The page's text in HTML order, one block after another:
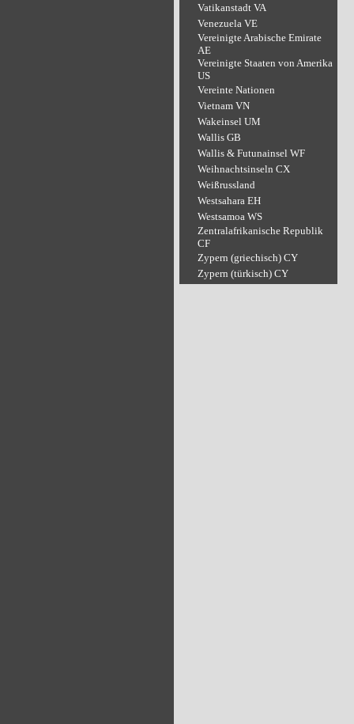
Vatikanstadt VA
Venezuela VE
Vereinigte Arabische Emirate
AE
Vereinigte Staaten von Amerika
US
Vereinte Nationen
Vietnam VN
Wakeinsel UM
Wallis GB
Wallis & Futunainsel WF
Weihnachtsinseln CX
Weißrussland
Westsahara EH
Westsamoa WS
Zentralafrikanische Republik
CF
Zypern (griechisch) CY
Zypern (türkisch) CY